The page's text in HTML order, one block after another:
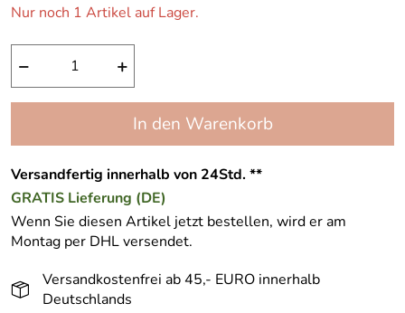
Nur noch 1 Artikel auf Lager.
− +
In den Warenkorb
Versandfertig innerhalb von 24Std. **
GRATIS Lieferung (DE)
Wenn Sie diesen Artikel jetzt bestellen, wird er am
Montag per DHL versendet.
Versandkostenfrei ab 45,- EURO innerhalb
Deutschlands